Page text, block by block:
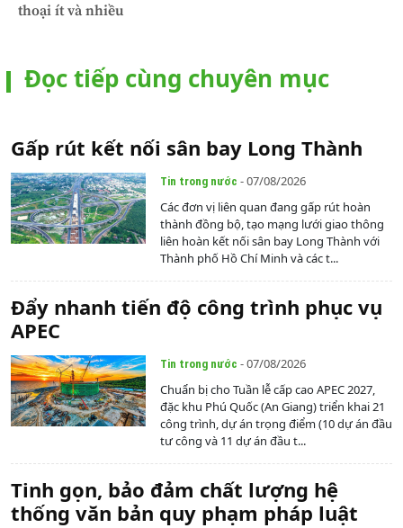
thoại ít và nhiều
Đọc tiếp cùng chuyên mục
Gấp rút kết nối sân bay Long Thành
Tin trong nước - 07/08/2026
Các đơn vị liên quan đang gấp rút hoàn
thành đồng bộ, tạo mạng lưới giao thông
liên hoàn kết nối sân bay Long Thành với
Thành phố Hồ Chí Minh và các t...
Đẩy nhanh tiến độ công trình phục vụ
APEC
Tin trong nước - 07/08/2026
Chuẩn bị cho Tuần lễ cấp cao APEC 2027,
đặc khu Phú Quốc (An Giang) triển khai 21
công trình, dự án trọng điểm (10 dự án đầu
tư công và 11 dự án đầu t...
Tinh gọn, bảo đảm chất lượng hệ
thống văn bản quy phạm pháp luật